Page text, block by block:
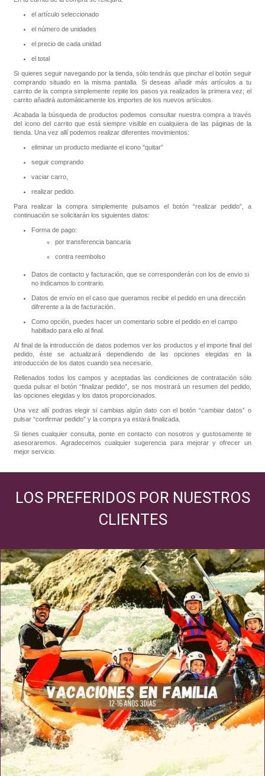
el artículo seleccionado
el número de unidades
el precio de cada unidad
el total
Si quieres seguir navegando por la tienda, sólo tendrás que pinchar el botón seguir
comprando situado en la misma pantalla. Si deseas añadir más artículos a tu
carrito de la compra simplemente repite los pasos ya realizados la primera vez; el
carrito añadirá automáticamente los importes de los nuevos artículos.
Acabada la búsqueda de productos podemos consultar nuestra compra a través
del icono del carrito que está siempre visible en cualquiera de las páginas de la
tienda. Una vez allí podemos realizar diferentes movimientos:
eliminar un producto mediante el icono "quitar”
seguir comprando
vaciar carro,
realizar pedido.
Para realizar la compra simplemente pulsamos el botón “realizar pedido”, a
continuación se solicitarán los siguientes datos:
Forma de pago:
por transferencia bancaria
contra reembolso
Datos de contacto y facturación, que se corresponderán con los de envio si
no indicamos lo contrario.
Datos de envío en el caso que queramos recibir el pedido en una dirección
difrerente a la de facturación.
Como opción, puedes hacer un comentario sobre el pedido en el campo
habiltado para ello al final.
Al final de la introducción de datos podemos ver los productos y el importe final del
pedido, éste se actualizará dependiendo de las opciones elegidas en la
introducción de los datos cuando sea necesario.
Rellenados todos los campos y aceptadas las condiciones de contratación sólo
queda pulsar el botón “finalizar pedido”, se nos mostrará un resumen del pedido,
las opciones elegidas y los datos proporcionados.
Una vez allí podras elegir si cambias algún dato con el botón “cambiar datos” o
pulsar “confirmar pedido” y la compra ya estará finalizada.
Si tienes cualquier consulta, ponte en contacto con nosotros y gustosamente te
asesoraremos. Agradecemos cualquier sugerencia para mejorar y ofrecer un
mejor servicio.
LOS PREFERIDOS POR NUESTROS
CLIENTES